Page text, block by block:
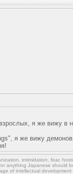
я же вижу в
я же вижу
intimidation, fear,
anything Japanese should
of intellectual development